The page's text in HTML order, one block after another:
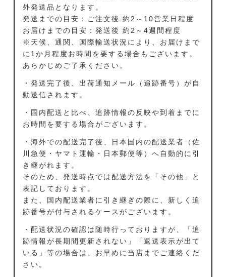
外発送品となります。
発送までの目安：ご注文後 約2～10営業日程度
お届けまでの目安：発送後 約2～4週間程度
※天候、通関、国際輸送状況により、お届けまで
に1か月程度お時間を要する場合もございます。
あらかじめご了承ください。
・発送完了後、出荷通知メール（追跡番号）が自
動送信されます。
・国内配送と比べ、追跡情報の反映や到着までに
お時間を要する場合がございます。
・海外での配送完了後、日本国内の配送業者（佐
川急便・ヤマト運輸・日本郵便等）へ自動的に引
き継がれます。
そのため、発送時点では配送方法を「その他」と
表記しております。
また、国内配送業者に引き継ぎの際に、新しく追
跡番号が付与されるケースがございます。
・配送状況の確認は随時行っておりますが、「追
跡情報が長期間更新されない」「返送表示が出て
いる」等の場合は、お早めに当店までご連絡くだ
さい。